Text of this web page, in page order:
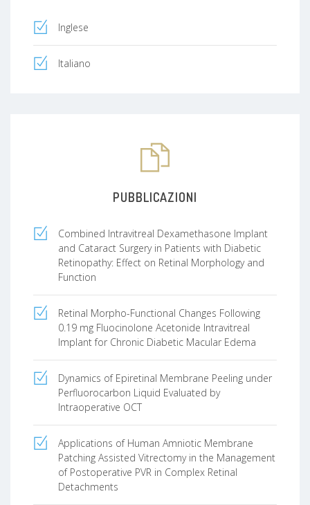
Inglese
Italiano
PUBBLICAZIONI
Combined Intravitreal Dexamethasone Implant
and Cataract Surgery in Patients with Diabetic
Retinopathy: Effect on Retinal Morphology and
Function
Retinal Morpho-Functional Changes Following
0.19 mg Fluocinolone Acetonide Intravitreal
Implant for Chronic Diabetic Macular Edema
Dynamics of Epiretinal Membrane Peeling under
Perfluorocarbon Liquid Evaluated by
Intraoperative OCT
Applications of Human Amniotic Membrane
Patching Assisted Vitrectomy in the Management
of Postoperative PVR in Complex Retinal
Detachments